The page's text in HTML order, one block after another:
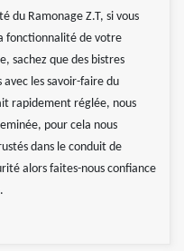
du Ramonage Z.T, si vous
fonctionnalité de votre
sachez que des bistres
les savoir-faire du
rapidement réglée, nous
pour cela nous
dans le conduit de
alors faites-nous confiance